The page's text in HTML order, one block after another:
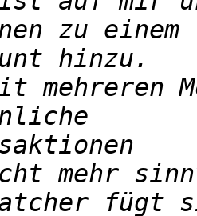
mehreren
mehr